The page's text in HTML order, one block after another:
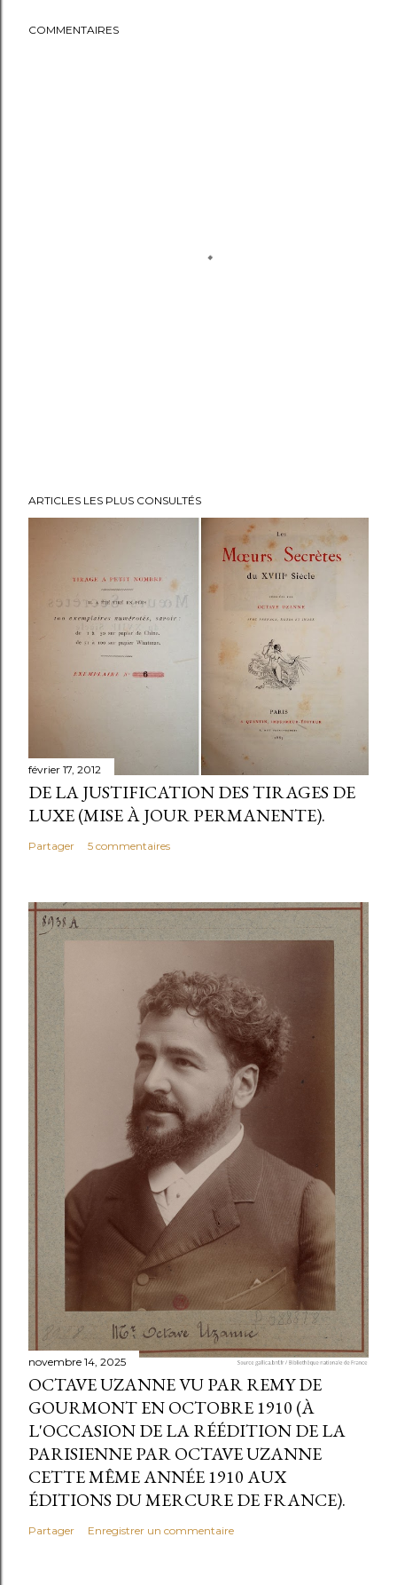
COMMENTAIRES
ARTICLES LES PLUS CONSULTÉS
février 17, 2012
DE LA JUSTIFICATION DES TIRAGES DE
LUXE (MISE À JOUR PERMANENTE).
Partager 5 commentaires
novembre 14, 2025
OCTAVE UZANNE VU PAR REMY DE
GOURMONT EN OCTOBRE 1910 (À
L'OCCASION DE LA RÉÉDITION DE LA
PARISIENNE PAR OCTAVE UZANNE
CETTE MÊME ANNÉE 1910 AUX
ÉDITIONS DU MERCURE DE FRANCE).
Partager Enregistrer un commentaire